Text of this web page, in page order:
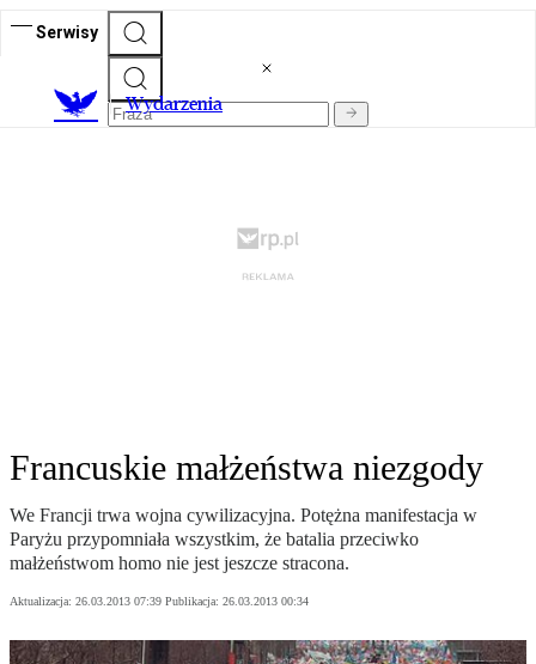
Serwisy
Wydarzenia
Francuskie małżeństwa niezgody
We Francji trwa wojna cywilizacyjna. Potężna manifestacja w
Paryżu przypomniała wszystkim, że batalia przeciwko
małżeństwom homo nie jest jeszcze stracona.
Aktualizacja: 26.03.2013 07:39 Publikacja: 26.03.2013 00:34